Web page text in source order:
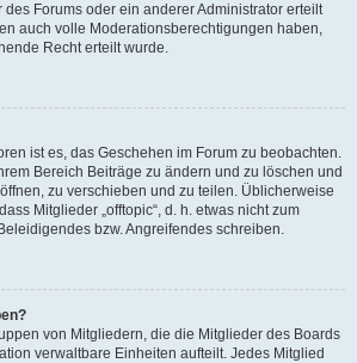
des Forums oder ein anderer Administrator erteilt
auch volle Moderationsberechtigungen haben,
Recht erteilt wurde.
ist es, das Geschehen im Forum zu beobachten.
Bereich Beiträge zu ändern und zu löschen und
zu verschieben und zu teilen. Üblicherweise
Mitglieder „offtopic“, d. h. etwas nicht zum
bzw. Angreifendes schreiben.
von Mitgliedern, die die Mitglieder des Boards
verwaltbare Einheiten aufteilt. Jedes Mitglied